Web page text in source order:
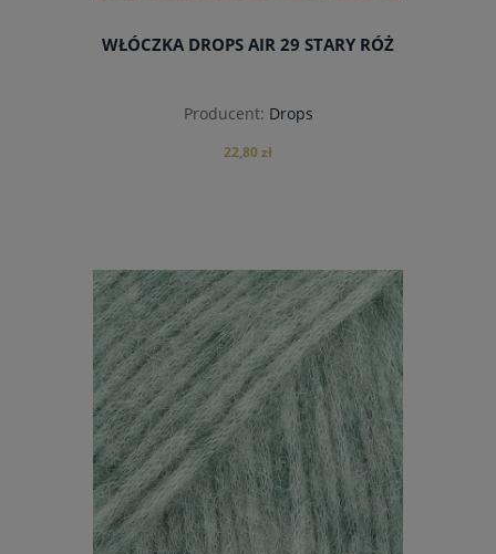
WŁÓCZKA DROPS AIR 29 STARY RÓŻ
Producent: Drops
22,80 zł
powiadom o dostępności